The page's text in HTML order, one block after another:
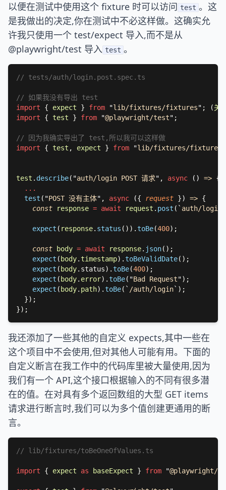
以便在测试中使用这个 fixture 时可以访问 test 。这
是我做出的决定,你在测试中不必这样做。这确实允
许我只使用一个 test/expect 导入,而不是从
@playwright/test 导入 test 。
import { expect } from "lib/fixtures/fixtures" ; (关
import { test } from "@playwright/test"
import { test , expect } from "lib/fixtures/fixtures
test . describe( "auth/login POST 请求" , async () =>
test ( "POST 没有主体" , async ({ request }) =>
const
response = await request . post ( ` auth/login
expect ( response. status ()).toBe(400
const body = await response. json
expect ( body.timestamp).toBeValidDate
expect ( body.status).toBe(400
expect ( body. error).toBe( "Bad Request"
expect ( body. path).toBe( ` /auth/login`
我还添加了一些其他的自定义 expects,其中一些在
这个项目中不会使用,但对其他人可能有用。下面的
自定义断言在我工作中的代码库里被大量使用,因为
我们有一个 API,这个接口根据输入的不同有很多潜
在的值。在对具有多个返回数组的大型 GET items
请求进行断言时,我们可以为多个值创建更通用的断
言。
import { expect as baseExpect } from "@playwright/